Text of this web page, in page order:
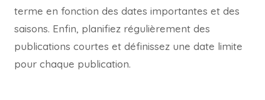
terme en fonction des dates importantes et des
saisons. Enfin, planifiez régulièrement des
publications courtes et définissez une date limite
pour chaque publication.